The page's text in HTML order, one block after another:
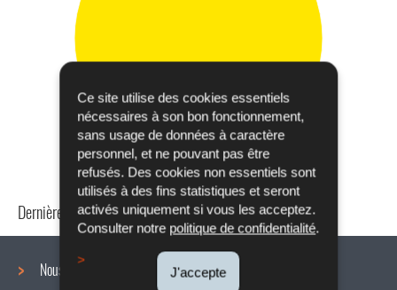
Ce site utilise des cookies essentiels
nécessaires à son bon fonctionnement,
sans usage de données à caractère
personnel, et ne pouvant pas être
refusés. Des cookies non essentiels sont
utilisés à des fins statistiques et seront
activés uniquement si vous les acceptez.
Consulter notre politique de confidentialité.
J'accepte
Dernière mise à jour24/04/2024
Nous connaître